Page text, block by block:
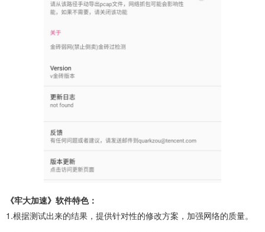
《牢大加速》软件特色：
1.根据测试出来的结果，提供针对性的修改方案，加强网络的质量。